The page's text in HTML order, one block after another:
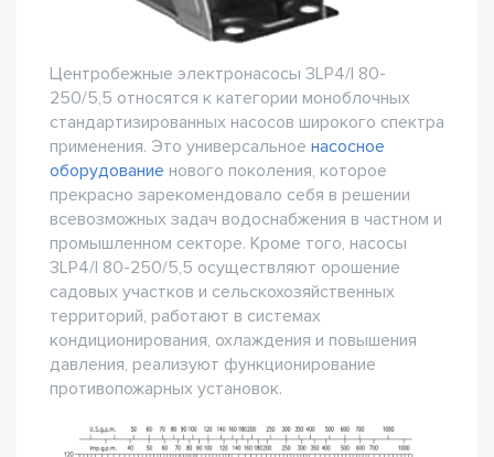
Центробежные электронасосы 3LP4/I 80-
250/5,5 относятся к категории моноблочных
стандартизированных насосов широкого спектра
применения. Это универсальное насосное
оборудование нового поколения, которое
прекрасно зарекомендовало себя в решении
всевозможных задач водоснабжения в частном и
промышленном секторе. Кроме того, насосы
3LP4/I 80-250/5,5 осуществляют орошение
садовых участков и сельскохозяйственных
территорий, работают в системах
кондиционирования, охлаждения и повышения
давления, реализуют функционирование
противопожарных установок.